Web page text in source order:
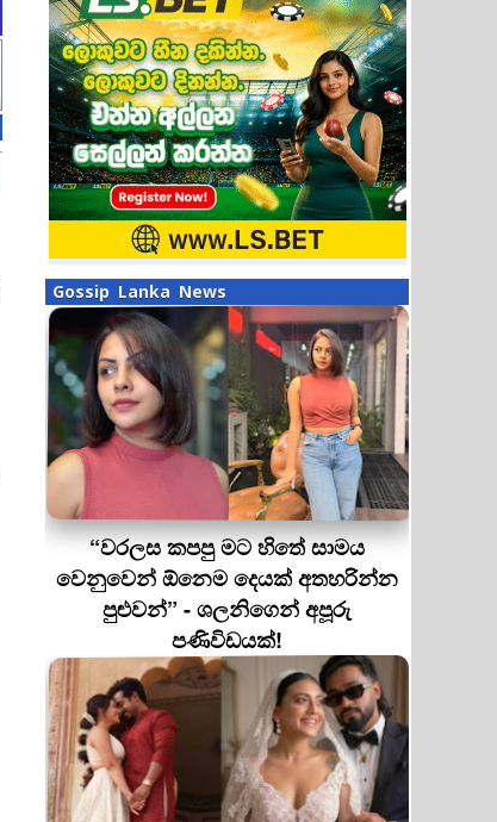
Gossip Lanka News
“වරලස කපපු මට හිතේ සාමය
වෙනුවෙන් ඕනෙම දෙයක් අතහරින්න
පුළුවන්” - ශලනිගෙන් අපූරු
පණිවිඩයක්!